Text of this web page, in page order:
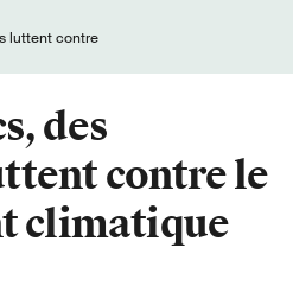
des
contre le
climatique